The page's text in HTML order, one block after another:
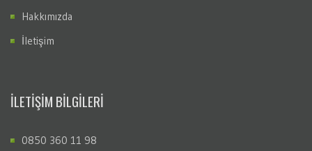
Hakkımızda
İletişim
İLETİŞİM BİLGİLERİ
0850 360 11 98